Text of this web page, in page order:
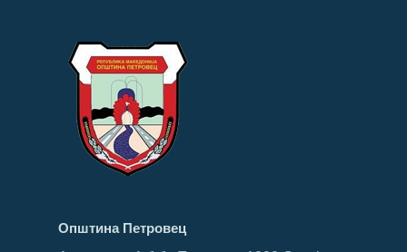
Општина Петровец